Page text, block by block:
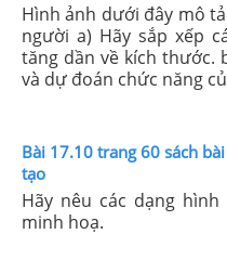
Hình ảnh dưới đây mô
người a) Hãy sắp xếp các tế bào trên theo thứ tự
tăng dần về kích thước. b) Hãy chọn một loại tế bào
và dự đoán chức năng
Bài 17.10 trang 60 sách
tạo
Hãy nêu các dạng
minh hoạ.